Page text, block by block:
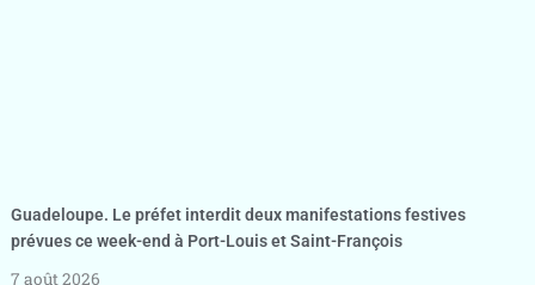
Guadeloupe. Le préfet interdit deux manifestations festives
prévues ce week-end à Port-Louis et Saint-François
7 août 2026